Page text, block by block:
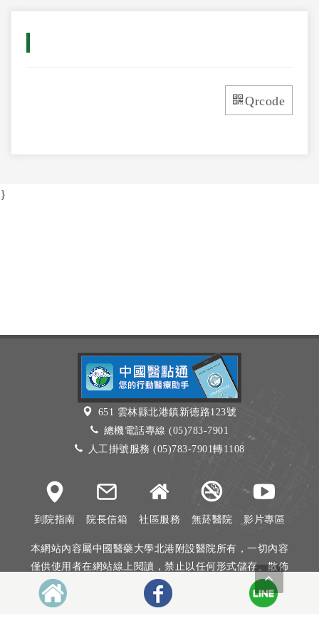
Qrcode
}
651 雲林縣北港鎮新德路123號
總機電話專線 (05)783-7901
人工掛號服務 (05)783-7901轉1108
到院指南 院長信箱 社區服務 無菸醫院 影片專區
本網站內容屬中國醫藥大學北港附設醫院所有，一切內容
僅供使用者在網站線上閱讀，禁止以任何形式儲存、散佈
或重製部分或全部內容
本網站建議以Internet Explorer 10以上、Firefox或Google